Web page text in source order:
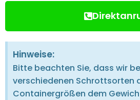
Hinweise:
Bitte beachten Sie, dass wir
verschiedenen Schrottsorten
Containergrößen dem